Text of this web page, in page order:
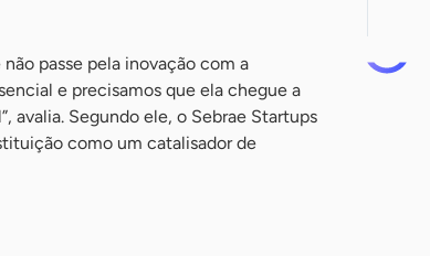
passe pela inovação com a
e precisamos que ela chegue a
avalia. Segundo ele, o Sebrae Startups
como um catalisador de